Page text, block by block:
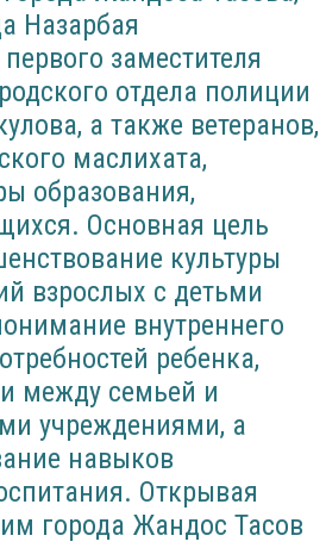
Назарбая
заместителя
отдела полиции
а также ветеранов,
маслихата,
образования,
Основная цель
культуры
взрослых с детьми
внутреннего
ребенка,
между семьей и
учреждениями, а
навыков
Открывая
города Жандос Тасов